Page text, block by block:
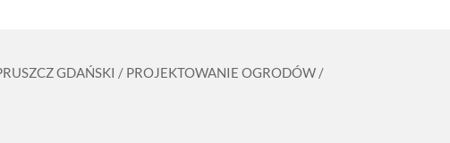
GDAŃSKI / PROJEKTOWANIE OGRODÓW /